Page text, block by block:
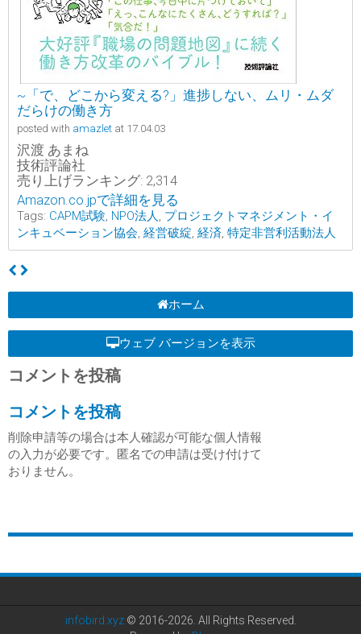
~「で、どこから変える?」進捗しない、ムリ・ムダ
だらけの働き方
posted with amazlet at 17.04.03
沢渡 あまね
技術評論社
売り上げランキング: 2,314
Amazon.co.jpで詳細を見る
Tags: CAPM試験, NPO法人, プロジェクトマネジメント・イ
ンキュベーション協会, 経営破綻, 経済, 特定非営利活動法人
ホーム
ウェブ バージョンを表示
コメントを投稿
コメントを投稿
削除申請等の場合は本人確認が可能な個人情報
の入力が必要です。匿名での申請は受け付けて
おりません。
infobird.xyz© 2016-2026. All Rights Reserved.